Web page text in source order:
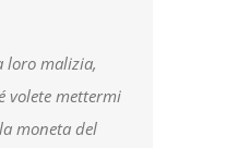
loro malizia,
volete mettermi
moneta del